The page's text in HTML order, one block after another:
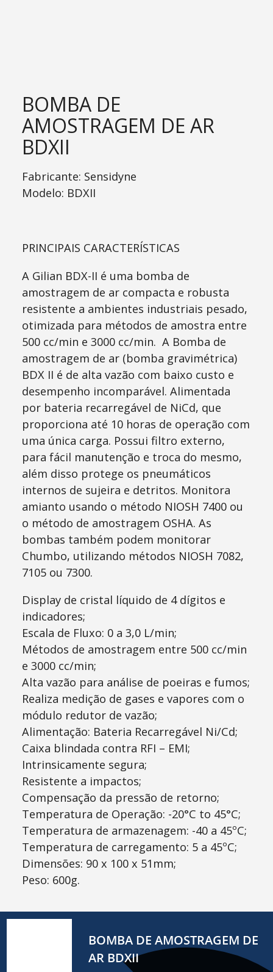
BOMBA DE
AMOSTRAGEM DE AR
BDXII
Fabricante: Sensidyne
Modelo: BDXII
PRINCIPAIS CARACTERÍSTICAS
A Gilian BDX-II é uma bomba de
amostragem de ar compacta e robusta
resistente a ambientes industriais pesado,
otimizada para métodos de amostra entre
500 cc/min e 3000 cc/min. A Bomba de
amostragem de ar (bomba gravimétrica)
BDX II é de alta vazão com baixo custo e
desempenho incomparável. Alimentada
por bateria recarregável de NiCd, que
proporciona até 10 horas de operação com
uma única carga. Possui filtro externo,
para fácil manutenção e troca do mesmo,
além disso protege os pneumáticos
internos de sujeira e detritos. Monitora
amianto usando o método NIOSH 7400 ou
o método de amostragem OSHA. As
bombas também podem monitorar
Chumbo, utilizando métodos NIOSH 7082,
7105 ou 7300.
Display de cristal líquido de 4 dígitos e
indicadores;
Escala de Fluxo: 0 a 3,0 L/min;
Métodos de amostragem entre 500 cc/min
e 3000 cc/min;
Alta vazão para análise de poeiras e fumos;
Realiza medição de gases e vapores com o
módulo redutor de vazão;
Alimentação: Bateria Recarregável Ni/Cd;
Caixa blindada contra RFI – EMI;
Intrinsicamente segura;
Resistente a impactos;
Compensação da pressão de retorno;
Temperatura de Operação: -20°C to 45°C;
Temperatura de armazenagem: -40 a 45ºC;
Temperatura de carregamento: 5 a 45ºC;
Dimensões: 90 x 100 x 51mm;
Peso: 600g.
BOMBA DE AMOSTRAGEM DE
AR BDXII